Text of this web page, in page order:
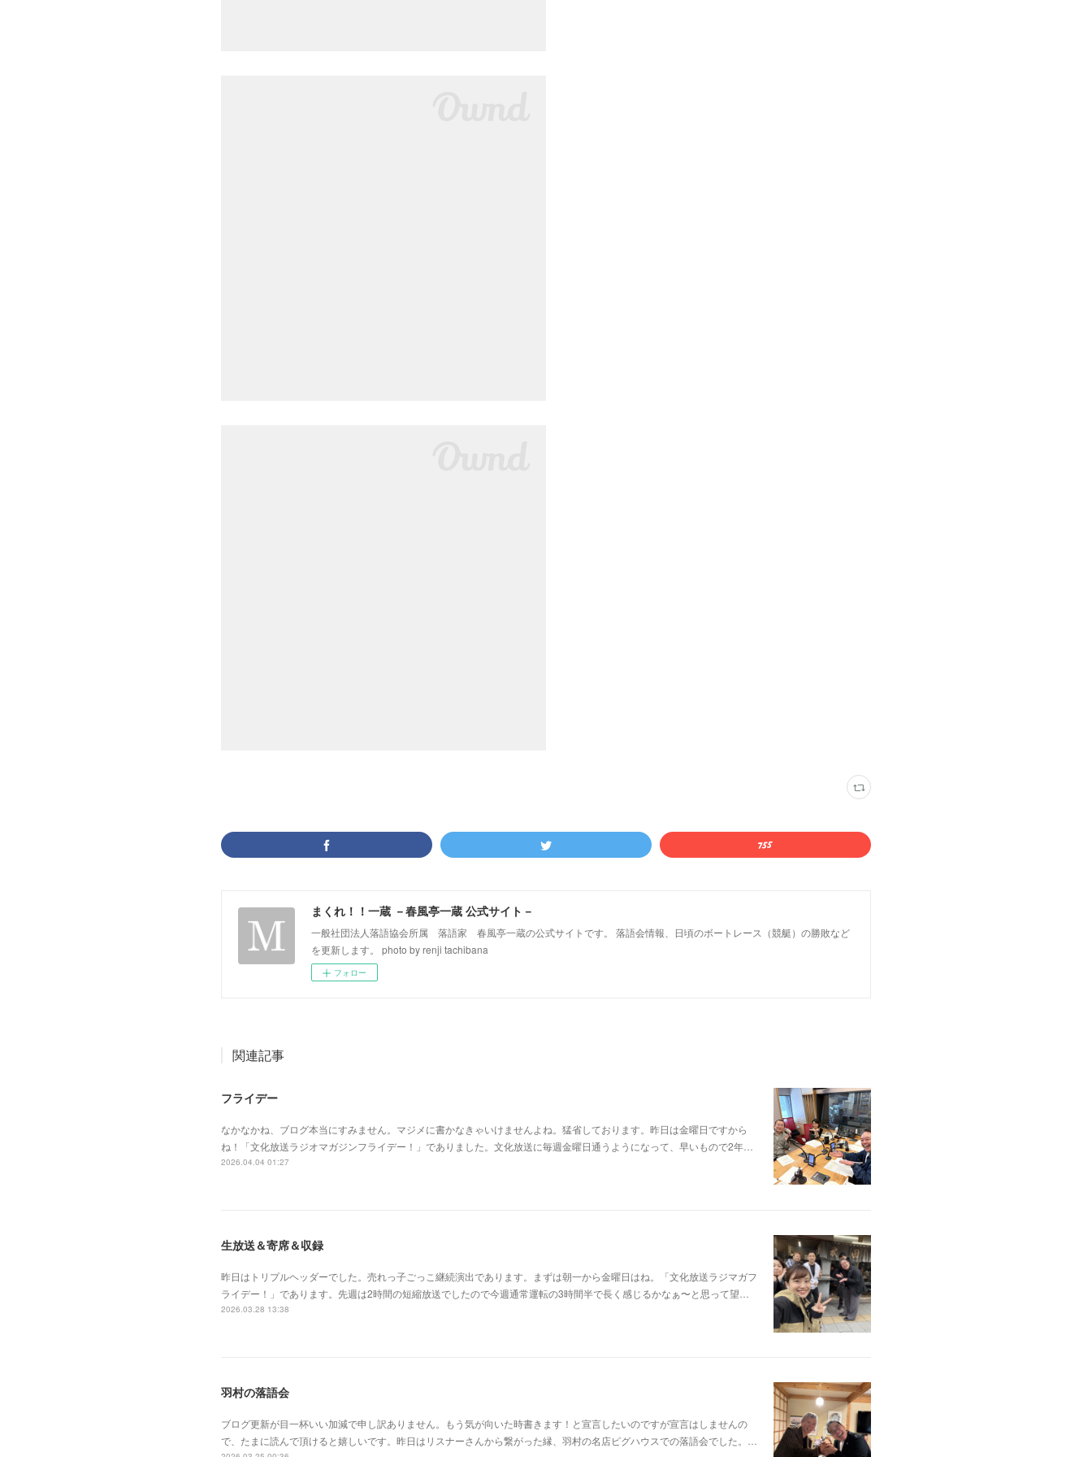
まくれ！！一蔵 －春風亭一蔵 公式サイト－
一般社団法人落語協会所属 落語家 春風亭一蔵の公式サイトです。 落語会情報、日頃のボートレース（競艇）の勝敗など
を更新します。 photo by renji tachibana
フォロー
関連記事
フライデー
なかなかね、ブログ本当にすみません。マジメに書かなきゃいけませんよね。猛省しております。昨日は金曜日ですから
ね！「文化放送ラジオマガジンフライデー！」でありました。文化放送に毎週金曜日通うようになって、早いもので2年…
2026.04.04 01:27
生放送＆寄席＆収録
昨日はトリプルヘッダーでした。売れっ子ごっこ継続演出であります。まずは朝一から金曜日はね。「文化放送ラジマガフ
ライデー！」であります。先週は2時間の短縮放送でしたので今週通常運転の3時間半で長く感じるかなぁ〜と思って望…
2026.03.28 13:38
羽村の落語会
ブログ更新が目一杯いい加減で申し訳ありません。もう気が向いた時書きます！と宣言したいのですが宣言はしませんの
で、たまに読んで頂けると嬉しいです。昨日はリスナーさんから繋がった縁、羽村の名店ピグハウスでの落語会でした。…